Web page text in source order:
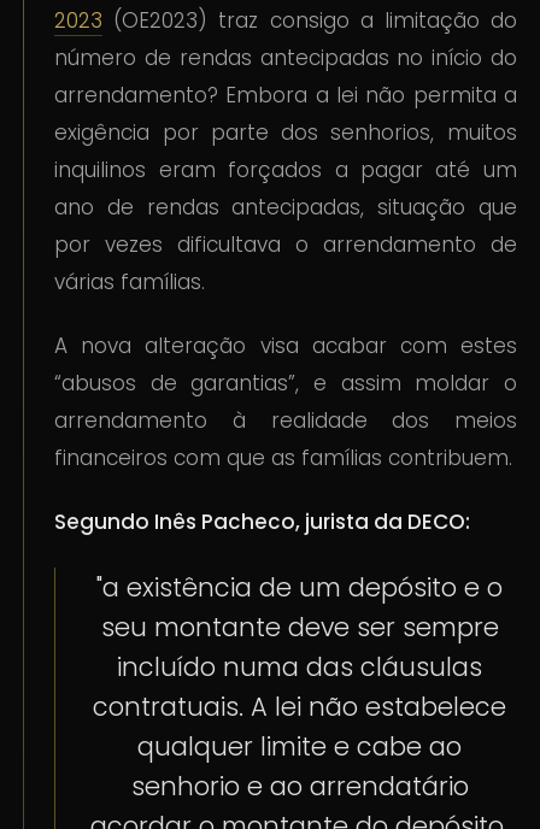
2023 (OE2023) traz consigo a limitação do
número de rendas antecipadas no início do
arrendamento? Embora a lei não permita a
exigência por parte dos senhorios, muitos
inquilinos eram forçados a pagar até um
ano de rendas antecipadas, situação que
por vezes dificultava o arrendamento de
várias famílias.
A nova alteração visa acabar com estes
“abusos de garantias”, e assim moldar o
arrendamento à realidade dos meios
financeiros com que as famílias contribuem.
Segundo Inês Pacheco, jurista da DECO:
"a existência de um depósito e o
seu montante deve ser sempre
incluído numa das cláusulas
contratuais. A lei não estabelece
qualquer limite e cabe ao
senhorio e ao arrendatário